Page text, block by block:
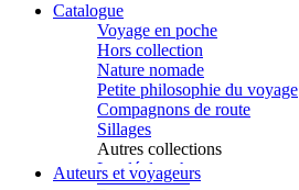
Catalogue
Voyage en poche
Hors collection
Nature nomade
Petite philosophie du voyage
Compagnons de route
Sillages
Autres collections
La clé des champs
Auteurs et voyageurs
Bastide Fabien
Baudin Julie
Baujard Jacques
Bazin Sylvain
Bellanger Marc
Bellec Hervé
Belleville Régis
Benestar Géraldine
Benoist Yann